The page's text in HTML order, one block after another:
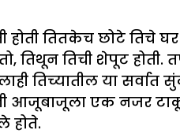
तितकेच छोटे तिचे
तिथून तिची शेपूट
तिच्यातील या सर्वात
आजूबाजूला एक नजर
होते.